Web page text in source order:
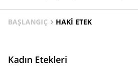
BAŞLANGIÇ HAKI ETEK
Kadın Etekleri